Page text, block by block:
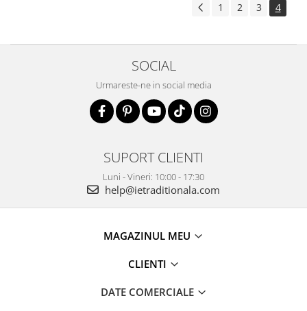
1 2 3 4
SOCIAL
Urmareste-ne in social media
SUPORT CLIENTI
Luni - Vineri: 10:00 - 17:30
help@ietraditionala.com
MAGAZINUL MEU
CLIENTI
DATE COMERCIALE